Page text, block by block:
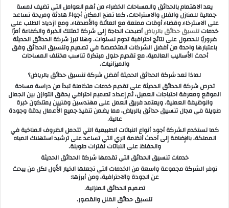
ك
ت
ر
و
ي
ا
يعد الاهتمام بالحدائق والمساحات الخضراء من أهم العوامل التي تضيف لمسة
جمالية للمنازل والفلل والاستراحات، كما تمنح المكان أجواءً هادئة ومريحة تساعد
على الاسترخاء وقضاء أوقات ممتعة مع العائلة والأصدقاء. ومع ازدياد الطلب على
خدماتتنسيق حدائق بالرياضأصبحت الحاجة إلى شركة تمتلك الخبرة والكفاءة أمرًا
ضروريًا للحصول على نتائج احترافية تدوم لسنوات. وهنا تبرز شركة الحدائق الحديثة
باعتبارها واحدة من أفضل الشركات المتخصصة في تصميم وتنسيق الحدائق وفق
أحدث الأساليب العالمية، مع تقديم حلول مبتكرة تناسب مختلف المساحات
والميزانيات.
لماذا تعد شركة الحدائق الحديثة أفضل شركة تنسيق حدائق بالرياض؟
تحرص شركة الحدائق الحديثة على تقديم خدمات متكاملة تبدأ من دراسة مساحة
الموقع ومعرفة احتياجات العميل، ثم إعداد تصميم احترافي يحقق التوازن بين الجمال
والوظيفة العملية. ويعتمد فريق العمل على مهندسين وفنيين يمتلكون خبرة
طويلة في مجال تنسيق حدائق بالرياض، مما يضمن تنفيذ جميع الأعمال بدقة وجودة
عالية.
كما تستخدم الشركة أجود أنواع النباتات الطبيعية التي تتحمل الظروف المناخية في
المملكة، بالإضافة إلى أحدث أنظمة الري التي تساعد على ترشيد استهلاك المياه
والحفاظ على النباتات لفترات طويلة.
خدمات تنسيق الحدائق التي تقدمها شركة الحدائق الحديثة
توفر الشركة مجموعة واسعة من الخدمات التي تجعلها الخيار الأول لكل من يبحث
عن الجودة والاحترافية، ومن أبرزها:
تصميم الحدائق المنزلية.
تنسيق حدائق الفلل والقصور.